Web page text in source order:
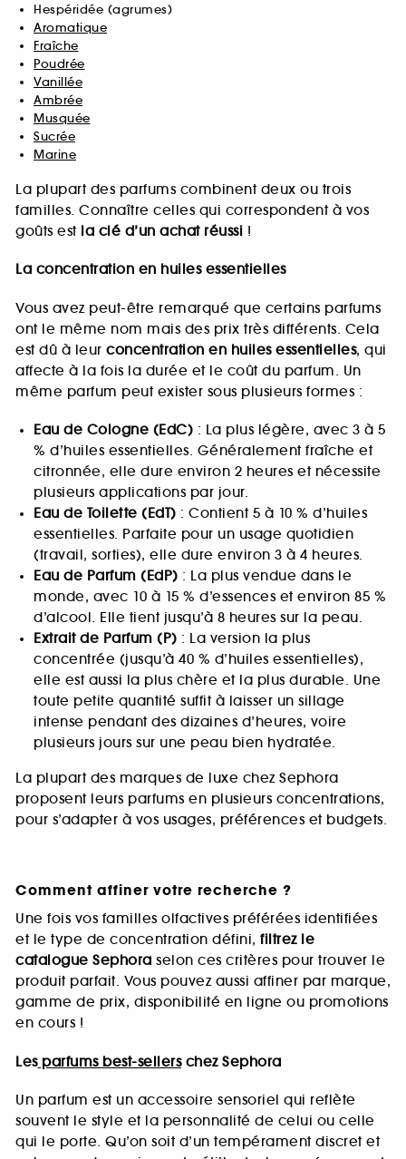
Hespéridée (agrumes)
Aromatique
Fraîche
Poudrée
Vanillée
Ambrée
Musquée
Sucrée
Marine
La plupart des parfums combinent deux ou trois
familles. Connaître celles qui correspondent à vos
goûts est la clé d’un achat réussi !
La concentration en huiles essentielles
Vous avez peut-être remarqué que certains parfums
ont le même nom mais des prix très différents. Cela
est dû à leur concentration en huiles essentielles, qui
affecte à la fois la durée et le coût du parfum. Un
même parfum peut exister sous plusieurs formes :
Eau de Cologne (EdC) : La plus légère, avec 3 à 5
% d’huiles essentielles. Généralement fraîche et
citronnée, elle dure environ 2 heures et nécessite
plusieurs applications par jour.
Eau de Toilette (EdT) : Contient 5 à 10 % d’huiles
essentielles. Parfaite pour un usage quotidien
(travail, sorties), elle dure environ 3 à 4 heures.
Eau de Parfum (EdP) : La plus vendue dans le
monde, avec 10 à 15 % d’essences et environ 85 %
d’alcool. Elle tient jusqu’à 8 heures sur la peau.
Extrait de Parfum (P) : La version la plus
concentrée (jusqu’à 40 % d’huiles essentielles),
elle est aussi la plus chère et la plus durable. Une
toute petite quantité suffit à laisser un sillage
intense pendant des dizaines d’heures, voire
plusieurs jours sur une peau bien hydratée.
La plupart des marques de luxe chez Sephora
proposent leurs parfums en plusieurs concentrations,
pour s’adapter à vos usages, préférences et budgets.
Comment affiner votre recherche ?
Une fois vos familles olfactives préférées identifiées
et le type de concentration défini, filtrez le
catalogue Sephora selon ces critères pour trouver le
produit parfait. Vous pouvez aussi affiner par marque,
gamme de prix, disponibilité en ligne ou promotions
en cours !
Lesparfums best-sellerschez Sephora
Un parfum est un accessoire sensoriel qui reflète
souvent le style et la personnalité de celui ou celle
qui le porte. Qu’on soit d’un tempérament discret et